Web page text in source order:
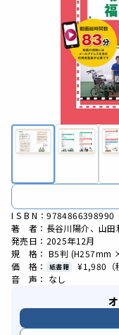
I S B N：9784866398990
著 者：長谷川陽介、山田
発売日：2025年12月
規 格： B5判 (H257mm
価 格：
紙書籍 ¥1,980
音 声： なし